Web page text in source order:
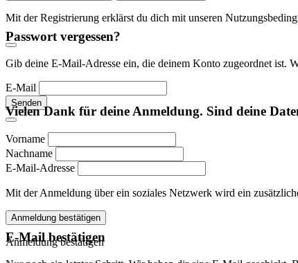
Mit der Registrierung erklärst du dich mit unseren
Passwort vergessen?
Gib deine E-Mail-Adresse ein, die deinem Konto zugeordnet ist.
E-Mail
Senden
Vielen Dank für deine Anmeldung. Sind deine
Vorname
Nachname
E-Mail-Adresse
Mit der Anmeldung über ein soziales Netzwerk wird ein
Anmeldung bestätigen
Anmeldung bestätigen
E-Mail bestätigen